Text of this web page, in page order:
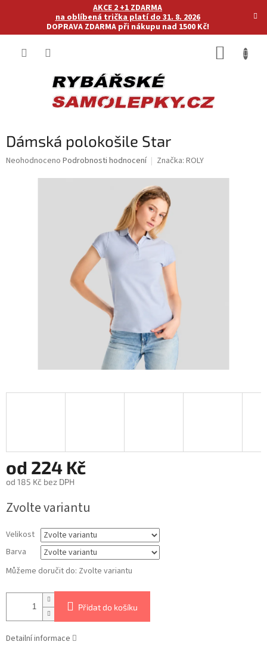
AKCE 2 +1 ZDARMA
na oblíbená trička platí do 31. 8. 2026
DOPRAVA ZDARMA při nákupu nad 1500 Kč!
Dámská polokošile Star
Průměrné
Neohodnoceno Podrobnosti hodnocení Značka: ROLY
od 224 Kč
od 185 Kč bez DPH
cena:
Zvolte variantu
Velikost
Barva
Můžeme doručit do: Zvolte variantu
Přidat do košíku
Detailní informace